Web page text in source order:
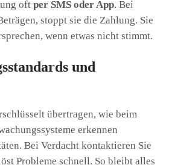
oft per SMS oder App. Bei
stoppt sie die Zahlung. Sie
wenn etwas nicht stimmt.
und
übertragen, wie beim
erkennen
Bei Verdacht kontaktieren Sie
Probleme schnell. So bleibt alles